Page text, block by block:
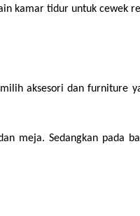
kamar tidur untuk cewek
aksesori dan furniture
meja. Sedangkan pada